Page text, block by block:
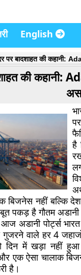
English
पर बादशाहत की कहानी:
की
है
बिजनेस नहीं बल्कि
पकड़ है गौतम अडानी
अडानी पोर्ट्स
वाले हर 4
दिन में खड़ा नहीं
और एक ऐसा चालाक
है।